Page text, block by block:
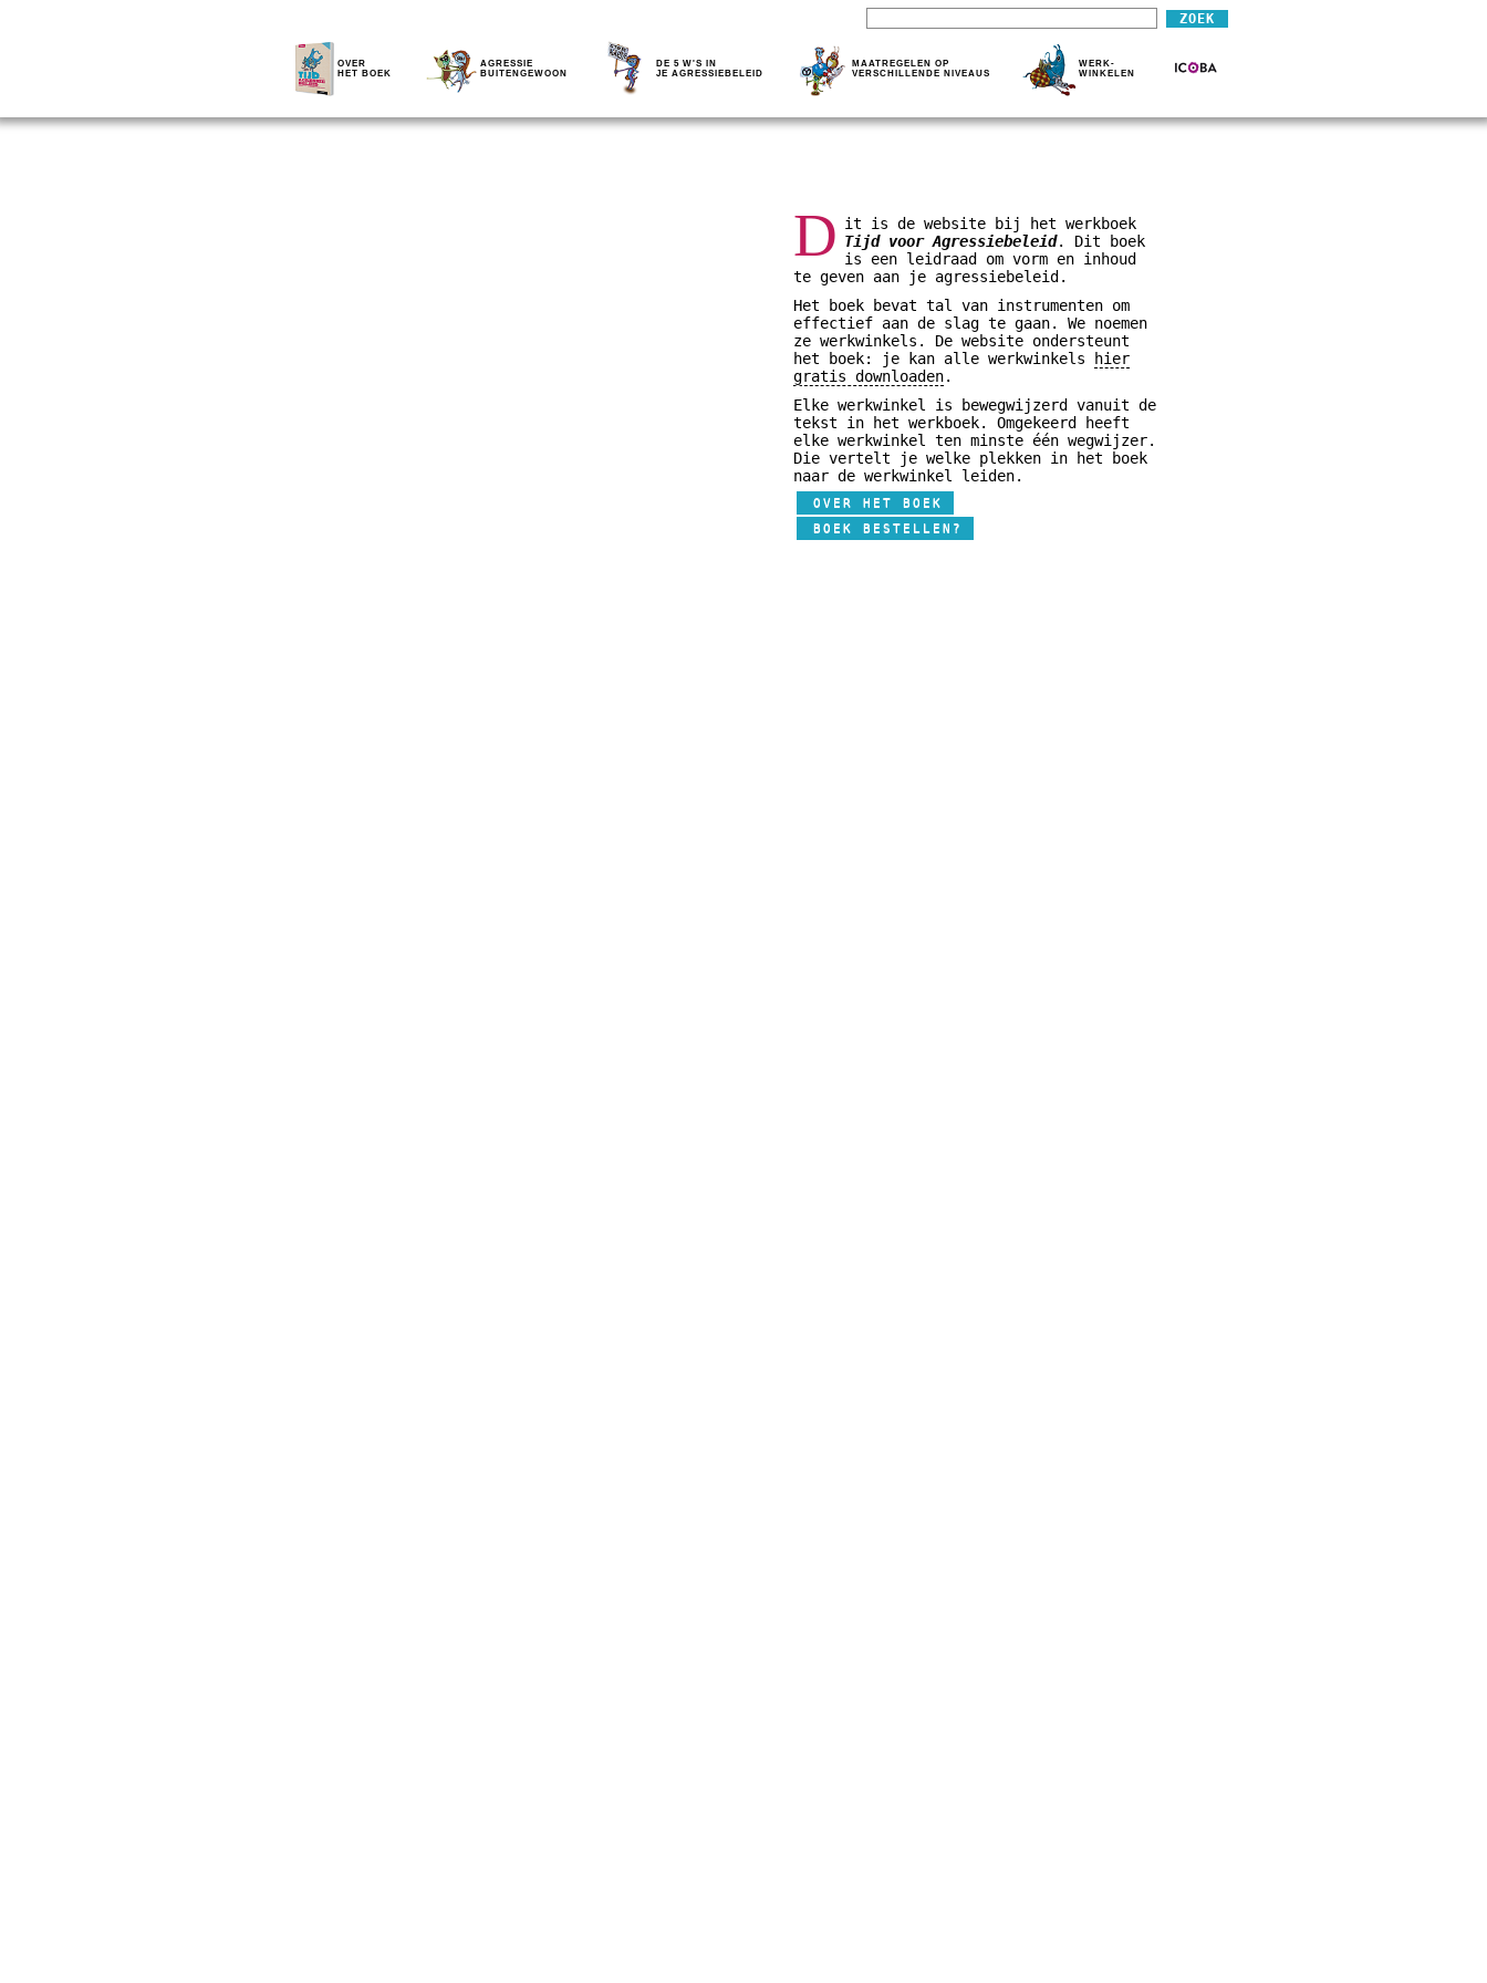
OVER
HET BOEK
AGRESSIE
BUITENGEWOON
DE 5 W'S IN
JE AGRESSIEBELEID
MAATREGELEN OP
VERSCHILLENDE NIVEAUS
WERK-
WINKELEN
D it is de website bij het werkboek
Tijd voor Agressiebeleid. Dit boek
is een leidraad om vorm en inhoud
te geven aan je agressiebeleid.
Het boek bevat tal van instrumenten om
effectief aan de slag te gaan. We noemen
ze werkwinkels. De website ondersteunt
het boek: je kan alle werkwinkels
hier
gratis downloaden.
Elke werkwinkel is bewegwijzerd vanuit de
tekst in het werkboek. Omgekeerd heeft
elke werkwinkel ten minste één wegwijzer.
Die vertelt je welke plekken in het boek
naar de werkwinkel leiden.
OVER HET BOEK
BOEK BESTELLEN?